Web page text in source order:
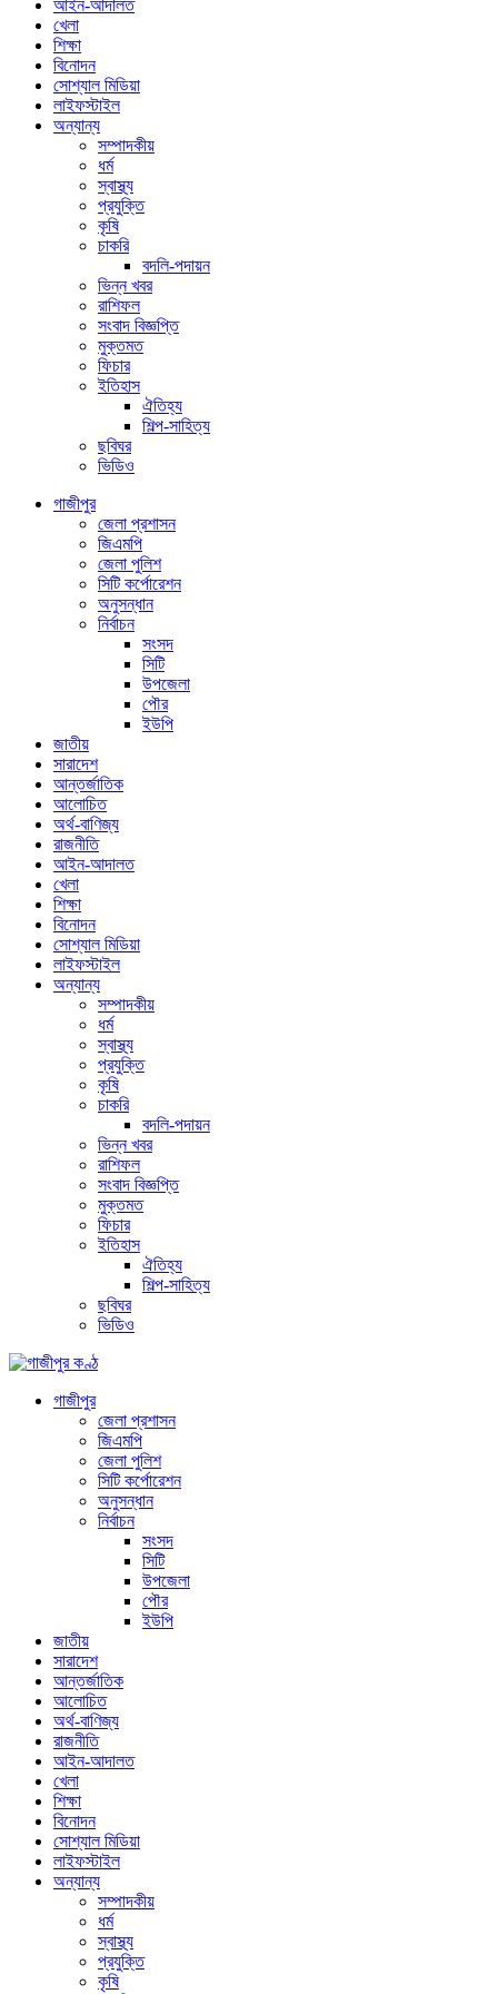
আইন-আদালত
খেলা
শিক্ষা
বিনোদন
সোশ্যাল মিডিয়া
লাইফস্টাইল
অন্যান্য
সম্পাদকীয়
ধর্ম
স্বাস্থ্য
প্রযুক্তি
কৃষি
চাকরি
বদলি-পদায়ন
ভিন্ন খবর
রাশিফল
সংবাদ বিজ্ঞপ্তি
মুক্তমত
ফিচার
ইতিহাস
ঐতিহ্য
শিল্প-সাহিত্য
ছবিঘর
ভিডিও
গাজীপুর
জেলা প্রশাসন
জিএমপি
জেলা পুলিশ
সিটি কর্পোরেশন
অনুসন্ধান
নির্বাচন
সংসদ
সিটি
উপজেলা
পৌর
ইউপি
জাতীয়
সারাদেশ
আন্তর্জাতিক
আলোচিত
অর্থ-বাণিজ্য
রাজনীতি
আইন-আদালত
খেলা
শিক্ষা
বিনোদন
সোশ্যাল মিডিয়া
লাইফস্টাইল
অন্যান্য
সম্পাদকীয়
ধর্ম
স্বাস্থ্য
প্রযুক্তি
কৃষি
চাকরি
বদলি-পদায়ন
ভিন্ন খবর
রাশিফল
সংবাদ বিজ্ঞপ্তি
মুক্তমত
ফিচার
ইতিহাস
ঐতিহ্য
শিল্প-সাহিত্য
ছবিঘর
ভিডিও
গাজীপুর
জেলা প্রশাসন
জিএমপি
জেলা পুলিশ
সিটি কর্পোরেশন
অনুসন্ধান
নির্বাচন
সংসদ
সিটি
উপজেলা
পৌর
ইউপি
জাতীয়
সারাদেশ
আন্তর্জাতিক
আলোচিত
অর্থ-বাণিজ্য
রাজনীতি
আইন-আদালত
খেলা
শিক্ষা
বিনোদন
সোশ্যাল মিডিয়া
লাইফস্টাইল
অন্যান্য
সম্পাদকীয়
ধর্ম
স্বাস্থ্য
প্রযুক্তি
কৃষি